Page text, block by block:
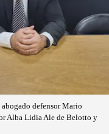
defensor Mario
Alba Lidia Ale de Belotto y